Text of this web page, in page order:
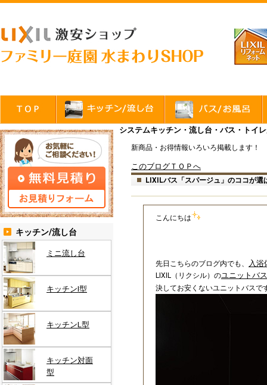
システムキッチン・流し台・バス・ト
新商品・お得情報いろいろ掲載します！
このブログＴＯＰへ
LIXILバス「スパージュ」のココが選
こんにちは
先日こちらのブログ内でも、 入浴
LIXIL（リクシル）のユニットバ
決してお安くないユニットバスで
キッチン/流し台
ミニ流し台
キッチンI型
キッチンL型
キッチン対面
型